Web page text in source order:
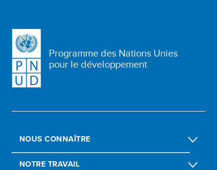
Programme des Nations Unies
pour le développement
NOUS CONNAÎTRE
NOTRE TRAVAIL